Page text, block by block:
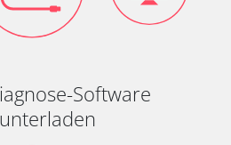
Software